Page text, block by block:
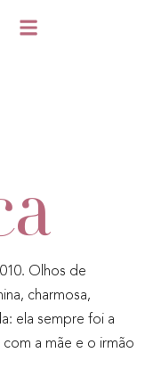
Olhos de
charmosa,
ela sempre foi a
com a mãe e o irmão